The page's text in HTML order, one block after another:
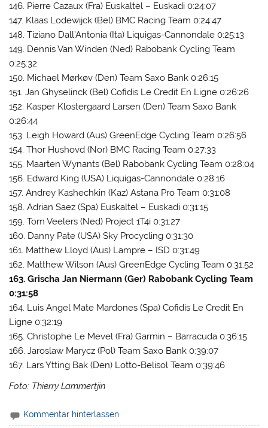
146. Pierre Cazaux (Fra) Euskaltel – Euskadi 0:24:07
147. Klaas Lodewijck (Bel) BMC Racing Team 0:24:47
148. Tiziano Dall’Antonia (Ita) Liquigas-Cannondale 0:25:13
149. Dennis Van Winden (Ned) Rabobank Cycling Team
0:25:32
150. Michael Mørkøv (Den) Team Saxo Bank 0:26:15
151. Jan Ghyselinck (Bel) Cofidis Le Credit En Ligne 0:26:26
152. Kasper Klostergaard Larsen (Den) Team Saxo Bank
0:26:44
153. Leigh Howard (Aus) GreenEdge Cycling Team 0:26:56
154. Thor Hushovd (Nor) BMC Racing Team 0:27:33
155. Maarten Wynants (Bel) Rabobank Cycling Team 0:28:04
156. Edward King (USA) Liquigas-Cannondale 0:28:16
157. Andrey Kashechkin (Kaz) Astana Pro Team 0:31:08
158. Adrian Saez (Spa) Euskaltel – Euskadi 0:31:15
159. Tom Veelers (Ned) Project 1T4i 0:31:27
160. Danny Pate (USA) Sky Procycling 0:31:30
161. Matthew Lloyd (Aus) Lampre – ISD 0:31:49
162. Matthew Wilson (Aus) GreenEdge Cycling Team 0:31:52
163. Grischa Jan Niermann (Ger) Rabobank Cycling Team
0:31:58
164. Luis Angel Mate Mardones (Spa) Cofidis Le Credit En
Ligne 0:32:19
165. Christophe Le Mevel (Fra) Garmin – Barracuda 0:36:15
166. Jaroslaw Marycz (Pol) Team Saxo Bank 0:39:07
167. Lars Ytting Bak (Den) Lotto-Belisol Team 0:39:46
Foto: Thierry Lammertjin
Kommentar hinterlassen